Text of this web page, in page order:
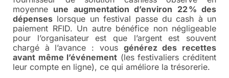
moyenne une augmentation d’environ 22 % des
dépenses lorsque un festival passe du cash à un
paiement RFID. Un autre bénéfice non négligeable
pour l’organisateur est que l’argent est souvent
chargé à l’avance : vous générez des recettes
avant même l’événement (les festivaliers créditent
leur compte en ligne), ce qui améliore la trésorerie.